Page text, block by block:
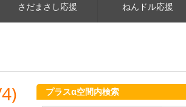
さだまさし応援 ねんドル応援
プラスα空間内検索